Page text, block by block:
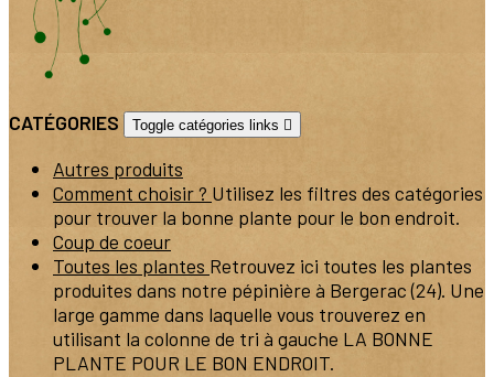
CATÉGORIES Toggle catégories links 
Autres produits
Comment choisir ? Utilisez les filtres des catégories
pour trouver la bonne plante pour le bon endroit.
Coup de coeur
Toutes les plantes Retrouvez ici toutes les plantes
produites dans notre pépinière à Bergerac (24). Une
large gamme dans laquelle vous trouverez en
utilisant la colonne de tri à gauche LA BONNE
PLANTE POUR LE BON ENDROIT.